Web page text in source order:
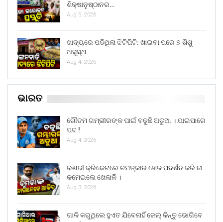
ଶିକ୍ଷାନୁଷ୍ଠାନର…
Aug 5, 2026
ଖାଦ୍ୟରେ ପଡିଥିଲା ଝିଟିପିଟି: ଖାଇବା ପରେ ୭ ଶିଶୁ
ଅସୁସ୍ଥ
Aug 4, 2026
ଭାରତ
ଗୌତମ ଗମ୍ଭୀରଙ୍କ ପାଇଁ ବଢୁଛି ଅଡୁଆ । ଯାଇପାରେ
ପଦ !
Aug 4, 2026
ରଣଜୀ କ୍ରିକେଟରେ ଚମତ୍କାର ଖେଳ ପଦର୍ଶନ କରି ନା
କମେଇଲେ ଖେଳାଳି ।
Aug 3, 2026
ଗାଳି କରୁଥିଲେ ହୁଏତ ଯିବେନାହିଁ ଜେଲ୍ କିନ୍ତୁ ଭୋଗିବେ